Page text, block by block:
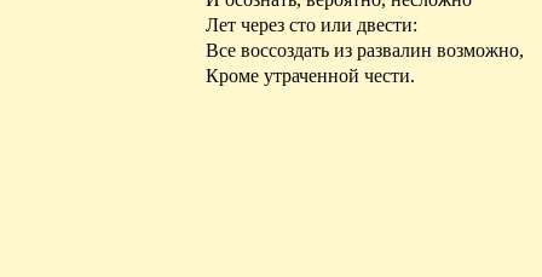
Лет через сто или двести:
Все воссоздать из развалин возможно,
Кроме утраченной чести.